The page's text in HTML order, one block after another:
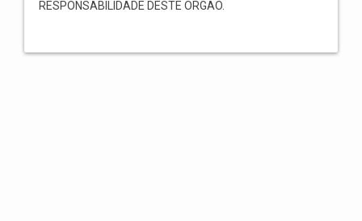
RESPONSABILIDADE DESTE ORGAO.